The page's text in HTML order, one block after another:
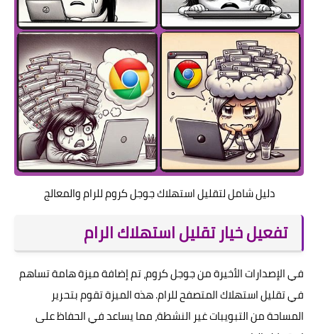
دليل شامل لتقليل استهلاك جوجل كروم للرام والمعالج
تفعيل خيار تقليل استهلاك الرام
في الإصدارات الأخيرة من جوجل كروم، تم إضافة ميزة هامة تساهم
في تقليل استهلاك المتصفح للرام. هذه الميزة تقوم بتحرير
المساحة من التبويبات غير النشطة، مما يساعد في الحفاظ على